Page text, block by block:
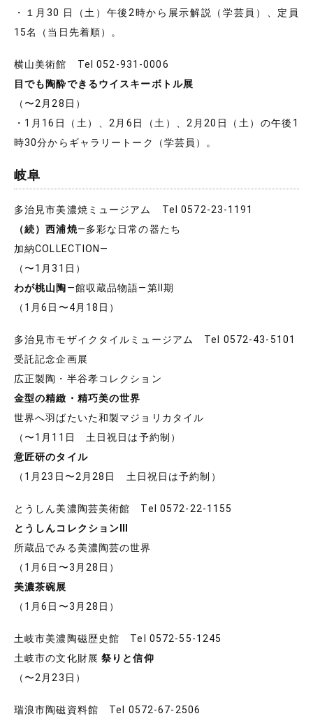
・１月30 日（土）午後2時から展示解説（学芸員）、定員
15名（当日先着順）。
横山美術館 Tel 052-931-0006
目でも陶酔できるウイスキーボトル展
（〜2月28日）
・1月16日（土）、2月6日（土）、2月20日（土）の午後1
時30分からギャラリートーク（学芸員）。
岐阜
多治見市美濃焼ミュージアム Tel 0572-23-1191
（続）西浦焼―多彩な日常の器たち
加納COLLECTION―
（〜1月31日）
わが桃山陶―館収蔵品物語―第Ⅱ期
（1月6日〜4月18日）
多治見市モザイクタイルミュージアム Tel 0572-43-5101
受託記念企画展
広正製陶・半谷孝コレクション
金型の精緻・精巧美の世界
世界へ羽ばたいた和製マジョリカタイル
（〜1月11日 土日祝日は予約制）
意匠研のタイル
（1月23日〜2月28日 土日祝日は予約制）
とうしん美濃陶芸美術館 Tel 0572-22-1155
とうしんコレクションⅢ
所蔵品でみる美濃陶芸の世界
（1月6日〜3月28日）
美濃茶碗展
（1月6日〜3月28日）
土岐市美濃陶磁歴史館 Tel 0572-55-1245
土岐市の文化財展祭りと信仰
（〜2月23日）
瑞浪市陶磁資料館 Tel 0572-67-2506